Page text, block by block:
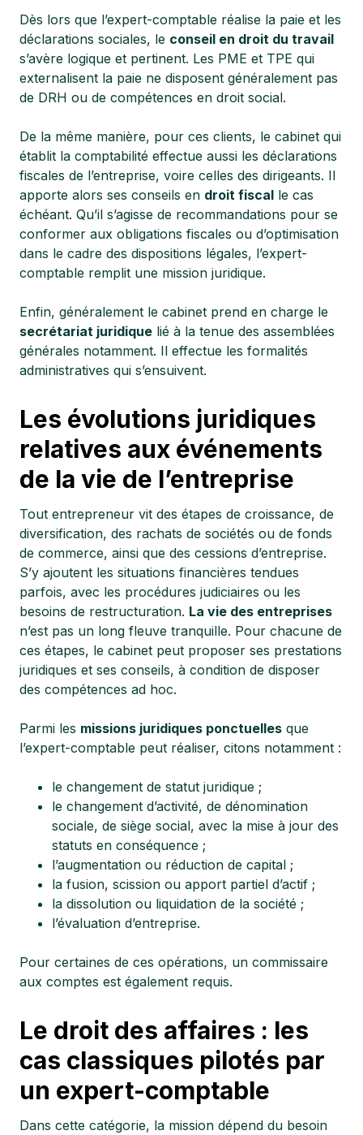
Dès lors que l’expert-comptable réalise la paie et les
déclarations sociales, le conseil en droit du travail
s’avère logique et pertinent. Les PME et TPE qui
externalisent la paie ne disposent généralement pas
de DRH ou de compétences en droit social.
De la même manière, pour ces clients, le cabinet qui
établit la comptabilité effectue aussi les déclarations
fiscales de l’entreprise, voire celles des dirigeants. Il
apporte alors ses conseils en droit fiscal le cas
échéant. Qu’il s’agisse de recommandations pour se
conformer aux obligations fiscales ou d’optimisation
dans le cadre des dispositions légales, l’expert-
comptable remplit une mission juridique.
Enfin, généralement le cabinet prend en charge le
secrétariat juridique lié à la tenue des assemblées
générales notamment. Il effectue les formalités
administratives qui s’ensuivent.
Les évolutions juridiques
relatives aux événements
de la vie de l’entreprise
Tout entrepreneur vit des étapes de croissance, de
diversification, des rachats de sociétés ou de fonds
de commerce, ainsi que des cessions d’entreprise.
S’y ajoutent les situations financières tendues
parfois, avec les procédures judiciaires ou les
besoins de restructuration. La vie des entreprises
n’est pas un long fleuve tranquille. Pour chacune de
ces étapes, le cabinet peut proposer ses prestations
juridiques et ses conseils, à condition de disposer
des compétences ad hoc.
Parmi les missions juridiques ponctuelles que
l’expert-comptable peut réaliser, citons notamment :
le changement de statut juridique ;
le changement d’activité, de dénomination
sociale, de siège social, avec la mise à jour des
statuts en conséquence ;
l’augmentation ou réduction de capital ;
la fusion, scission ou apport partiel d’actif ;
la dissolution ou liquidation de la société ;
l’évaluation d’entreprise.
Pour certaines de ces opérations, un commissaire
aux comptes est également requis.
Le droit des affaires : les
cas classiques pilotés par
un expert-comptable
Dans cette catégorie, la mission dépend du besoin